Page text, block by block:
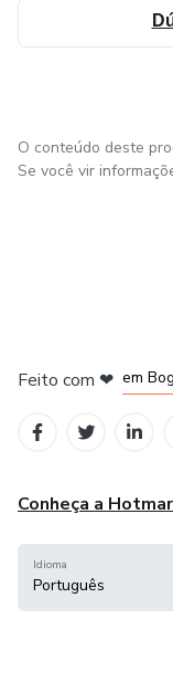
O conteúdo deste
Se você vir
Feito com ❤ em
Conheça a
Idioma
Português